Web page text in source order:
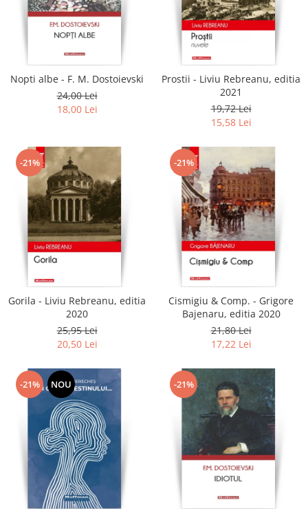
Literatura
Moderna
Romana
Universala
Calatorii
Memorii
Publicistica / Reportaje / Interviuri
Stiinte umaniste
Istorie
Sociologie si filozofie
Nopti albe - F. M. Dostoievski
24,00 Lei
18,00 Lei
Prostii - Liviu Rebreanu, editia
2021
19,72 Lei
15,58 Lei
-21%
Gorila - Liviu Rebreanu, editia
2020
25,95 Lei
20,50 Lei
-21%
Cismigiu & Comp. - Grigore
Bajenaru, editia 2020
21,80 Lei
17,22 Lei
-21% NOU -21%